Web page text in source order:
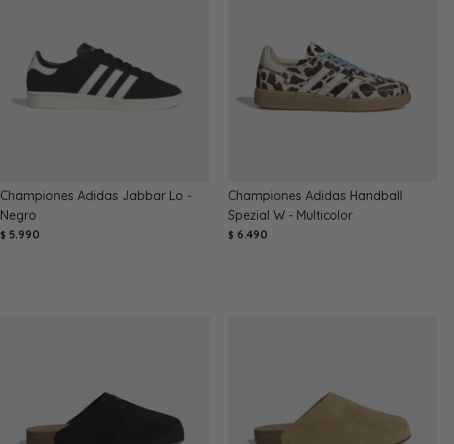
Championes Adidas Jabbar Lo -
Negro
$ 5.990
Championes Adidas Handball
Spezial W - Multicolor
$ 6.490